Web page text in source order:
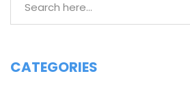
CATEGORIES